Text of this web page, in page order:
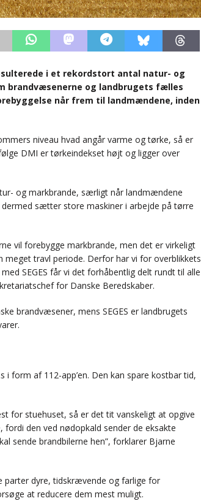
i et rekordstort antal natur- og
brandvæsenerne og landbrugets fælles
når frem til landmændene, inden
niveau hvad angår varme og tørke, så er
DMI er tørkeindekset højt og ligger over
og markbrande, særligt når landmændene
sætter store maskiner i arbejde på tørre
vil forebygge markbrande, men det er virkeligt
meget travl periode. Derfor har vi for overblikkets
SEGES får vi det forhåbentlig delt rundt til alle
for Danske Beredskaber.
brandvæsener, mens SEGES er landbrugets
i form af 112-app’en. Den kan spare kostbar tid,
for stuehuset, så er det tit vanskeligt at opgive
fordi den ved nødopkald sender de eksakte
sende brandbilerne hen”, forklarer Bjarne
parter dyre, tidskrævende og farlige for
at reducere dem mest muligt.